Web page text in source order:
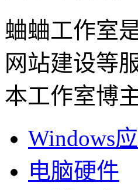
蛐蛐工作室
网站建设等
本工作室博
Windows
电脑硬件